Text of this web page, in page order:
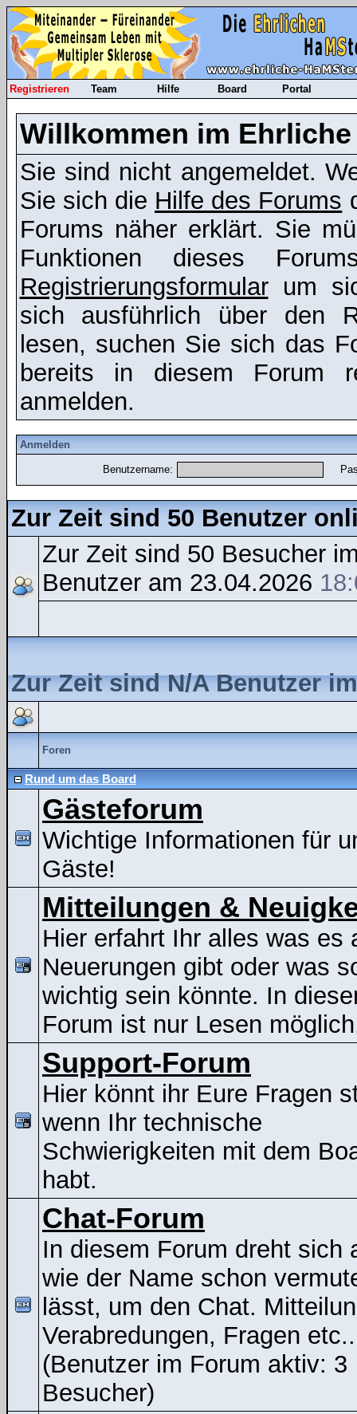
Registrieren Team Hilfe Board Portal
Willkommen im
Sie sind nicht angemeldet.
Sie sich die Hilfe des Forums
Forums näher erklärt. Sie
Funktionen dieses
Registrierungsformularum
sich ausführlich über den
lesen, suchen Sie sich das
bereits in diesem Forum
anmelden.
Anmelden
Benutzername:
Zur Zeit sind 50 Benutzer
Zur Zeit sind 50 Besucher
Benutzer am 23.04.2026
Zur Zeit sind N/A Benutzer
Foren
Rund um das Board
Gästeforum
Wichtige Informationen für
Gäste!
Mitteilungen &
Hier erfahrt Ihr alles was es
Neuerungen gibt oder was
wichtig sein könnte. In
Forum ist nur Lesen
Support-Forum
Hier könnt ihr Eure Fragen
wenn Ihr technische
Schwierigkeiten mit dem
habt.
Chat-Forum
In diesem Forum dreht sich
wie der Name schon
lässt, um den Chat.
Verabredungen, Fragen etc..
(Benutzer im Forum aktiv: 3
Besucher)